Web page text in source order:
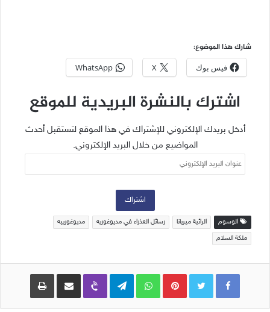
شارك هذا الموضوع:
فيس بوك X
WhatsApp
اشترك بالنشرة البريدية للموقع
أدخل بريدك الإلكتروني للإشتراك في هذا الموقع لتستقبل أحدث
المواضيع من خلال البريد الإلكتروني.
عنوان
البريد
اشتراك
الوسوم الرائية ميريانا رسائل العذراء في مديوغوريه مديوغورييه
ملكة السلام
Pinterest
WhatsApp
Telegram
Viber مشاركة عبر البريد طباعة